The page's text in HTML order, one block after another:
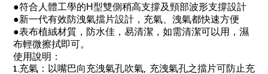
●符合人體工學的H型雙側稍高支撐及頸部波形支撐設計
●新一代有效防洩氣擋片設計，充氣、洩氣都快速方便
●表布植絨材質，防水佳，易清潔，如需清潔可以用，濕
布輕微擦拭即可。
使用說明：
1.充氣：以嘴巴向充洩氣孔吹氣, 充洩氣孔之擋片可防止充